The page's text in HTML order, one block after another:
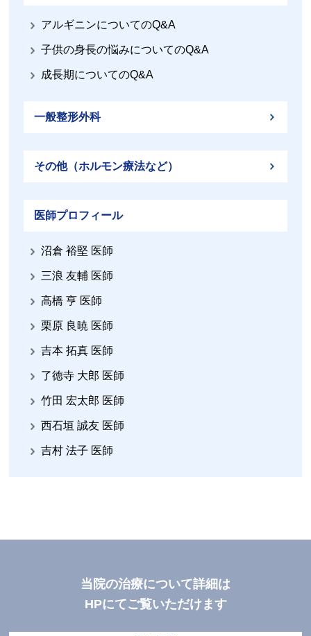
アルギニンについてのQ&A
子供の身長の悩みについてのQ&A
成長期についてのQ&A
一般整形外科
その他（ホルモン療法など）
医師プロフィール
沼倉 裕堅 医師
三浪 友輔 医師
高橋 亨 医師
栗原 良暁 医師
吉本 拓真 医師
了徳寺 大郎 医師
竹田 宏太郎 医師
西石垣 誠友 医師
吉村 法子 医師
当院の治療について詳細は
HPにてご覧いただけます